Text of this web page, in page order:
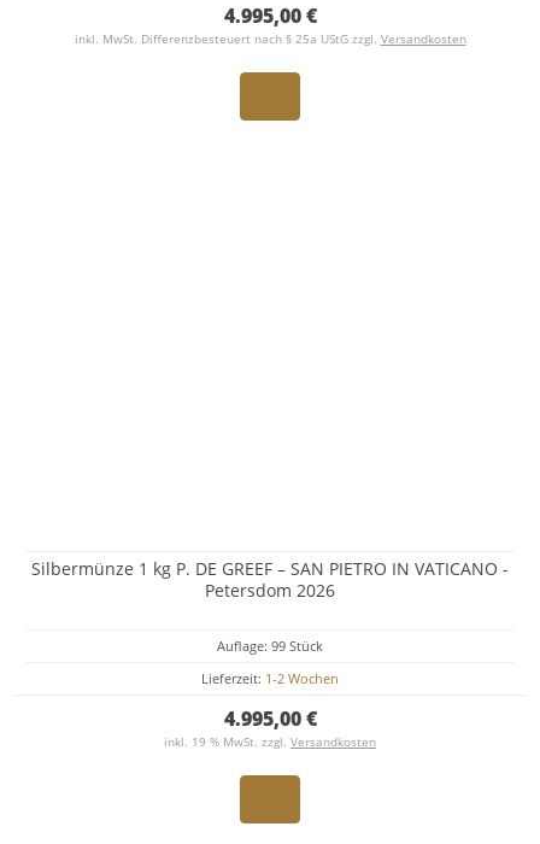
4.995,00 €
inkl. MwSt. Differenzbesteuert nach § 25a UStG zzgl. Versandkosten
Silbermünze 1 kg P. DE GREEF – SAN PIETRO IN VATICANO -
Petersdom 2026
Auflage: 99 Stück
Lieferzeit: 1-2 Wochen
4.995,00 €
inkl. 19 % MwSt. zzgl. Versandkosten